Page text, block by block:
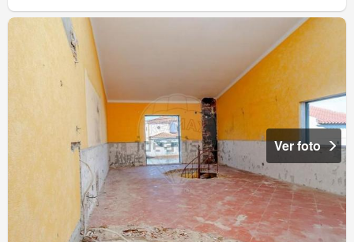
Ver foto